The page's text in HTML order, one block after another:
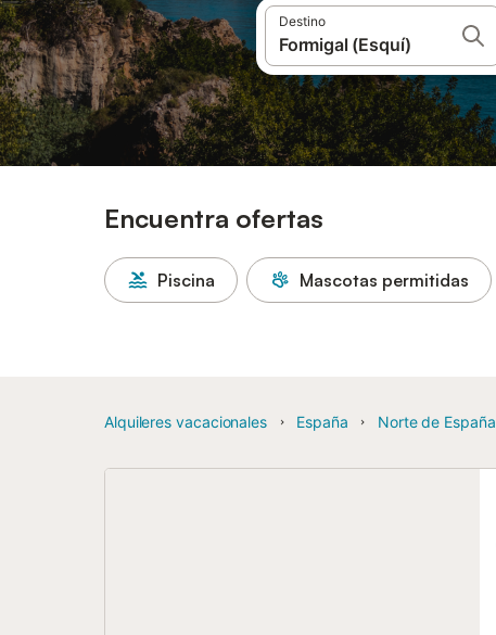
Destino
Encuentra ofertas
Piscina Mascotas permitidas
Alquileres vacacionales España Norte de España